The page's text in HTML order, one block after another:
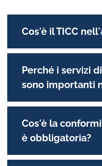
Cos'è il TICC
Perché i servizi
sono importanti
Cos'è la
è obbligatoria?